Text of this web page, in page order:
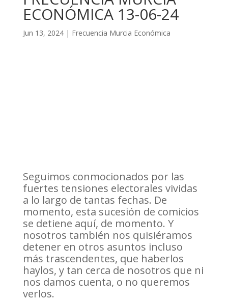
ECONÓMICA 13-06-24
Jun 13, 2024| Frecuencia Murcia Económica
Seguimos conmocionados por las
fuertes tensiones electorales vividas
a lo largo de tantas fechas. De
momento, esta sucesión de comicios
se detiene aquí, de momento. Y
nosotros también nos quisiéramos
detener en otros asuntos incluso
más trascendentes, que haberlos
haylos, y tan cerca de nosotros que ni
nos damos cuenta, o no queremos
verlos.